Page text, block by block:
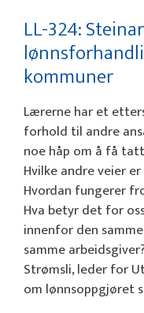
LL-324:
kommuner
Lærerne har et
forhold til andre
noe håp om å få
Hvilke andre veier
Hvordan fungerer
Hva betyr det for
innenfor den
samme
Strømsli, leder for
om lønnsoppgjøret